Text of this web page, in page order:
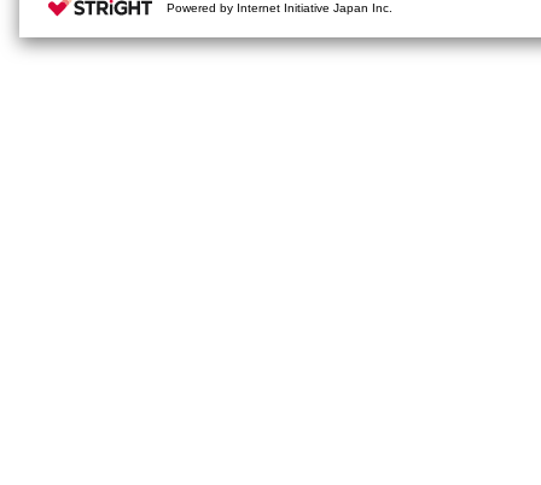
Powered by Internet Initiative Japan Inc.